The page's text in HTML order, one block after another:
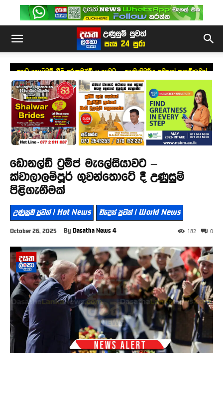
ප්‍රකට හොලිවුඩ් නිළි රොසමන්ඩ් ලංකාවට – අගමැතිවරිය සමඟත් සාකච්ඡාවක්
ඩොනල්ඩ් ට්‍රම්ප් මැලේසියාවට –
ක්වාලාලම්පූර් ගුවන්තොටේ දී උණුසුම්
පිළිගැනීමක්
උණුසුම් පුවත් | Hot News විදෙස් පුවත් | World News
October 26, 2025 By Dasatha News 4 0
182